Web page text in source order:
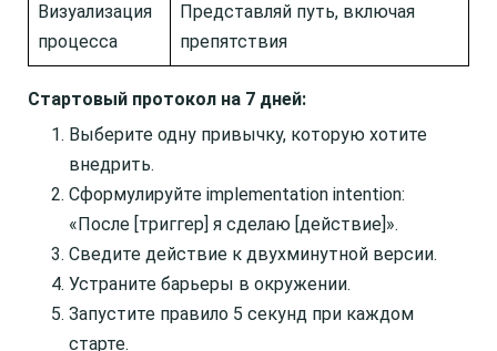
Визуализация
процесса
Представляй путь, включая
препятствия
Стартовый протокол на 7 дней:
Выберите одну привычку, которую хотите
внедрить.
Сформулируйте implementation intention:
«После [триггер] я сделаю [действие]».
Сведите действие к двухминутной версии.
Устраните барьеры в окружении.
Запустите правило 5 секунд при каждом
старте.